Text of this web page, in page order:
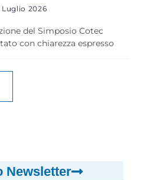
Luglio 2026
del Simposio Cotec
con chiarezza espresso
Newsletter